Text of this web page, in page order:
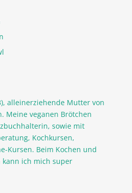
alleinerziehende Mutter von
Meine veganen Brötchen
sowie mit
Kochkursen,
Kursen. Beim Kochen und
kann ich mich super